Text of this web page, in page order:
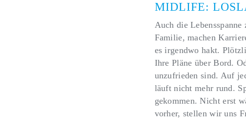
MIDLIFE:
Auch die
Familie, machen
es irgendwo hakt.
Ihre Pläne über Bord.
unzufrieden sind. Auf
läuft nicht mehr rund.
gekommen. Nicht erst
vorher, stellen wir uns